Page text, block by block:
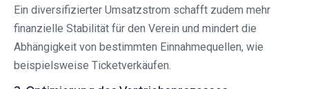
Ein diversifizierter Umsatzstrom schafft zudem mehr
finanzielle Stabilität für den Verein und mindert die
Abhängigkeit von bestimmten Einnahmequellen, wie
beispielsweise Ticketverkäufen.